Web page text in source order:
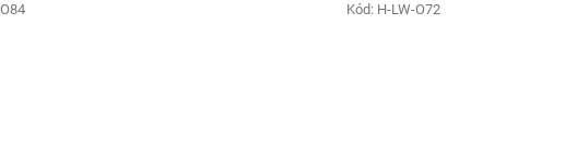
Kód: H-LW-O72